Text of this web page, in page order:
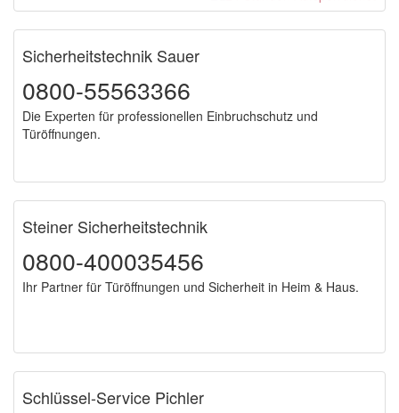
Sicherheitstechnik Sauer
0800-55563366
Die Experten für professionellen Einbruchschutz und
Türöffnungen.
Steiner Sicherheitstechnik
0800-400035456
Ihr Partner für Türöffnungen und Sicherheit in Heim & Haus.
Schlüssel-Service Pichler